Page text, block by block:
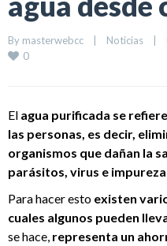
By masterwebcc | Noticias |
0
El agua purificada se
las personas, es decir,
organismos que dañan la
parásitos, virus e
Para hacer esto existen
cuales algunos pueden
se hace, representa un